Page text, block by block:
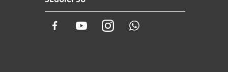
Facebook YoutubeInstagram